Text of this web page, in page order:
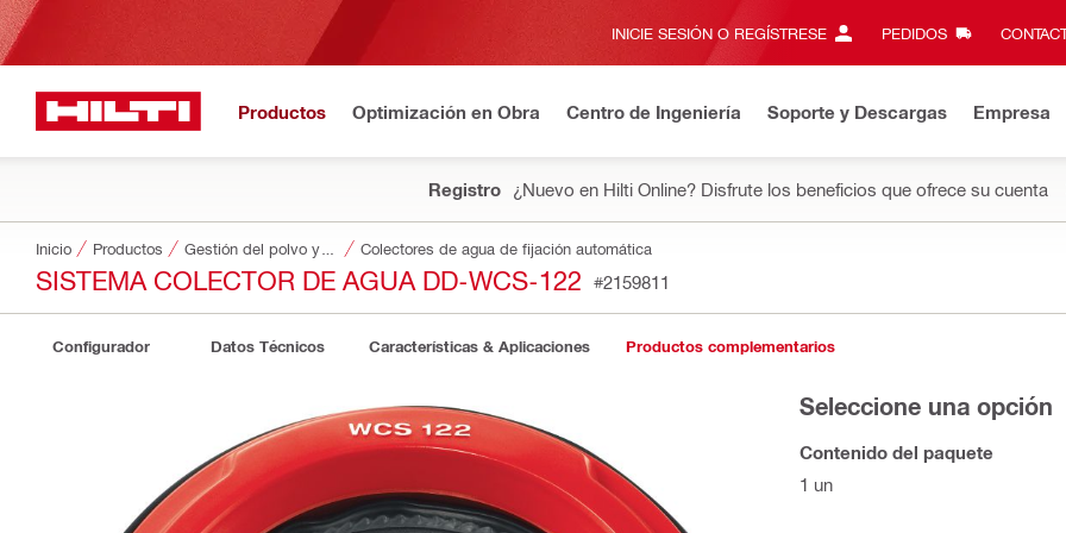
INICIE SESIÓN O REGÍSTRESE PEDIDOS
Productos Optimización en Obra Centro de Ingeniería Soporte y Descargas Empresa
Registro ¿Nuevo en Hilti Online? Disfrute los beneficios que ofrece su cuenta
Inicio Productos Colectores de agua de fijación automática
SISTEMA COLECTOR DE AGUA DD-WCS-122 #2159811
Configurador Datos Técnicos Características & Aplicaciones Productos complementarios
Seleccione una opción
Contenido del paquete
1 un